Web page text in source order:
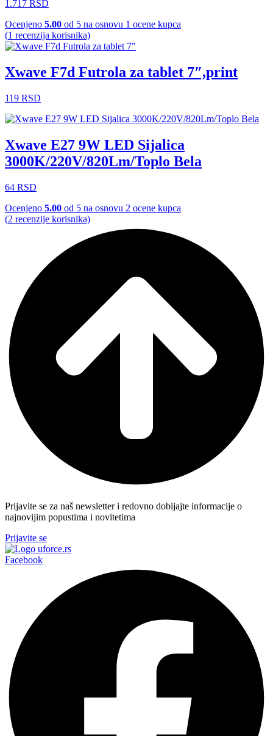
1.717 RSD
Ocenjeno 5.00 od 5 na osnovu 1 ocene kupca
(1 recenzija korisnika)
Xwave F7d Futrola za tablet 7″,print
119 RSD
Xwave E27 9W LED Sijalica
3000K/220V/820Lm/Toplo Bela
64 RSD
Ocenjeno 5.00 od 5 na osnovu 2 ocene kupca
(2 recenzije korisnika)
Prijavite se za naš newsletter i redovno dobijajte informacije o
najnovijim popustima i novitetima
Prijavite se
Facebook